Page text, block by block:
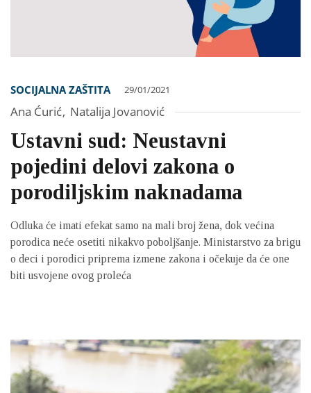
SOCIJALNA ZAŠTITA 29/01/2021
Ana Ćurić, Natalija Jovanović
Ustavni sud: Neustavni
pojedini delovi zakona o
porodiljskim naknadama
Odluka će imati efekat samo na mali broj žena, dok većina
porodica neće osetiti nikakvo poboljšanje. Ministarstvo za brigu
o deci i porodici priprema izmene zakona i očekuje da će one
biti usvojene ovog proleća